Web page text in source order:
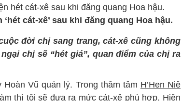
cát-xê’ sau khi đăng quang Hoa hậu.
đời chị sang trang, cát-xê cũng không
chị sẽ “hét giá”, quan điểm của chị ra
Vũ quản lý. Trong thâm tâm H’Hen Niê
thì tôi sẽ đưa ra mức cát-xê phù hợp. Hiện